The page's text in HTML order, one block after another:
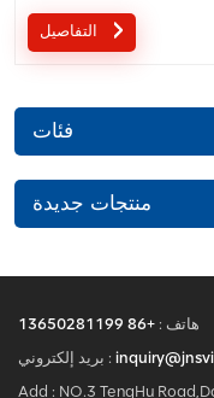
فئات
منتجات جديدة
هاتف : +86 13650281199
بريد إلكتروني :
Add : NO.3 TengHu